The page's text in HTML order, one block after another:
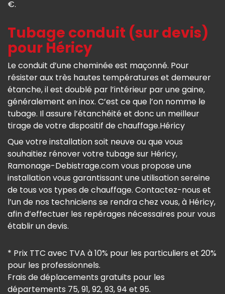
€.
Tubage conduit (sur devis)
pour Héricy
Le conduit d’une cheminée est maçonné. Pour
résister aux très hautes températures et demeurer
étanche, il est doublé par l’intérieur par une gaine,
généralement en inox. C’est ce que l’on nomme le
tubage. Il assure l’étanchéité et donc un meilleur
tirage de votre dispositif de chauffage.Héricy
Que votre installation soit neuve ou que vous
souhaitiez rénover votre tubage sur Héricy,
Ramonage-Debistrage.com vous propose une
installation vous garantissant une utilisation sereine
de tous vos types de chauffage. Contactez-nous et
l’un de nos techniciens se rendra chez vous, à Héricy,
afin d’effectuer les repérages nécessaires pour vous
établir un devis.
* Prix TTC avec TVA à 10% pour les particuliers et 20%
pour les professionnels.
Frais de déplacements gratuits pour les
départements 75, 91, 92, 93, 94 et 95.